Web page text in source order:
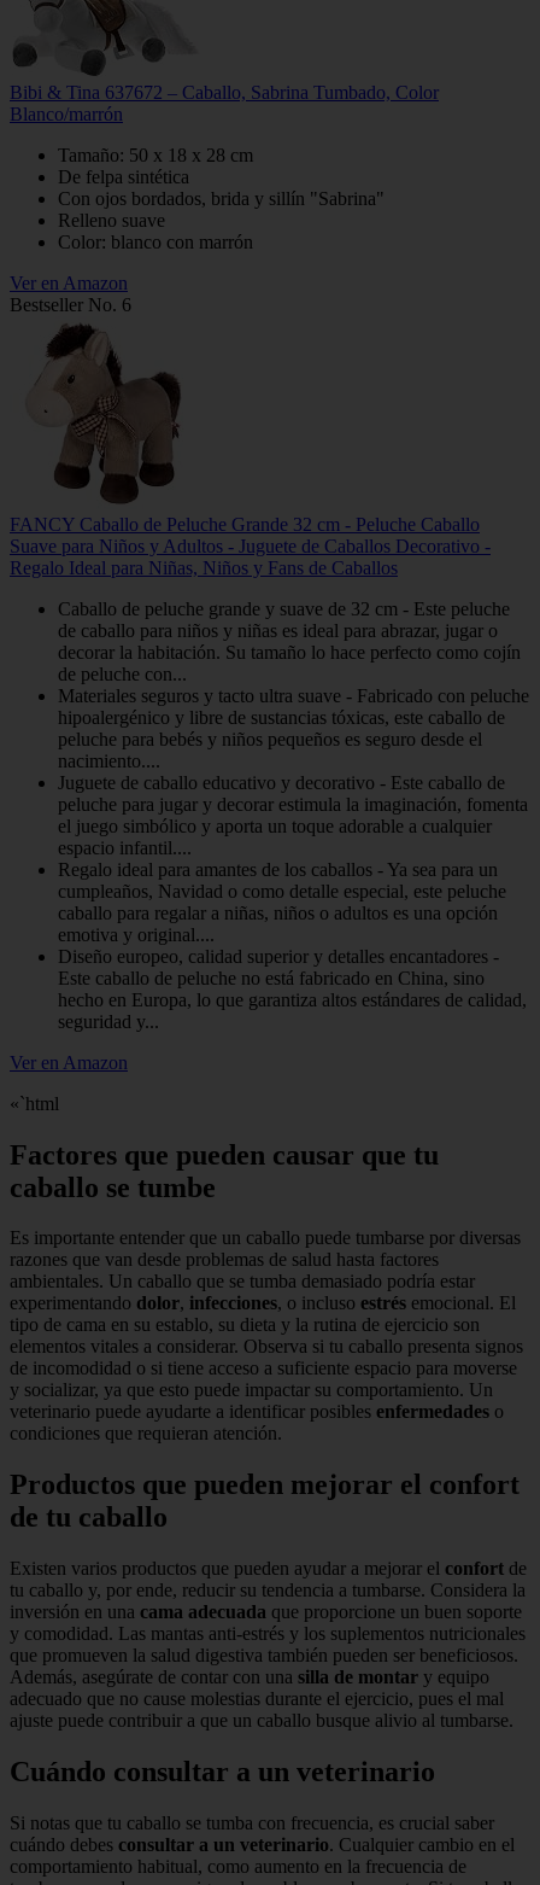
Bibi & Tina 637672 – Caballo, Sabrina Tumbado, Color
Blanco/marrón
Tamaño: 50 x 18 x 28 cm
De felpa sintética
Con ojos bordados, brida y sillín "Sabrina"
Relleno suave
Color: blanco con marrón
Ver en Amazon
Bestseller No. 6
FANCY Caballo de Peluche Grande 32 cm - Peluche Caballo
Suave para Niños y Adultos - Juguete de Caballos Decorativo -
Regalo Ideal para Niñas, Niños y Fans de Caballos
Caballo de peluche grande y suave de 32 cm - Este peluche
de caballo para niños y niñas es ideal para abrazar, jugar o
decorar la habitación. Su tamaño lo hace perfecto como cojín
de peluche con...
Materiales seguros y tacto ultra suave - Fabricado con peluche
hipoalergénico y libre de sustancias tóxicas, este caballo de
peluche para bebés y niños pequeños es seguro desde el
nacimiento....
Juguete de caballo educativo y decorativo - Este caballo de
peluche para jugar y decorar estimula la imaginación, fomenta
el juego simbólico y aporta un toque adorable a cualquier
espacio infantil....
Regalo ideal para amantes de los caballos - Ya sea para un
cumpleaños, Navidad o como detalle especial, este peluche
caballo para regalar a niñas, niños o adultos es una opción
emotiva y original....
Diseño europeo, calidad superior y detalles encantadores -
Este caballo de peluche no está fabricado en China, sino
hecho en Europa, lo que garantiza altos estándares de calidad,
seguridad y...
Ver en Amazon
«`html
Factores que pueden causar que tu
caballo se tumbe
Es importante entender que un caballo puede tumbarse por diversas
razones que van desde problemas de salud hasta factores
ambientales. Un caballo que se tumba demasiado podría estar
experimentando dolor, infecciones, o incluso estrés emocional. El
tipo de cama en su establo, su dieta y la rutina de ejercicio son
elementos vitales a considerar. Observa si tu caballo presenta signos
de incomodidad o si tiene acceso a suficiente espacio para moverse
y socializar, ya que esto puede impactar su comportamiento. Un
veterinario puede ayudarte a identificar posibles enfermedades o
condiciones que requieran atención.
Productos que pueden mejorar el confort
de tu caballo
Existen varios productos que pueden ayudar a mejorar el confort de
tu caballo y, por ende, reducir su tendencia a tumbarse. Considera la
inversión en una cama adecuada que proporcione un buen soporte
y comodidad. Las mantas anti-estrés y los suplementos nutricionales
que promueven la salud digestiva también pueden ser beneficiosos.
Además, asegúrate de contar con una silla de montar y equipo
adecuado que no cause molestias durante el ejercicio, pues el mal
ajuste puede contribuir a que un caballo busque alivio al tumbarse.
Cuándo consultar a un veterinario
Si notas que tu caballo se tumba con frecuencia, es crucial saber
cuándo debes consultar a un veterinario. Cualquier cambio en el
comportamiento habitual, como aumento en la frecuencia de